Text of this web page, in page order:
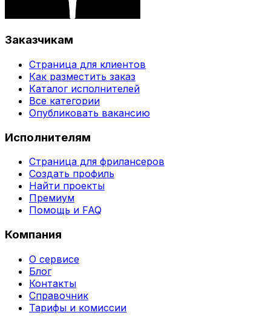
Заказчикам
Страница для клиентов
Как разместить заказ
Каталог исполнителей
Все категории
Опубликовать вакансию
Исполнителям
Страница для фрилансеров
Создать профиль
Найти проекты
Премиум
Помощь и FAQ
Компания
О сервисе
Блог
Контакты
Справочник
Тарифы и комиссии